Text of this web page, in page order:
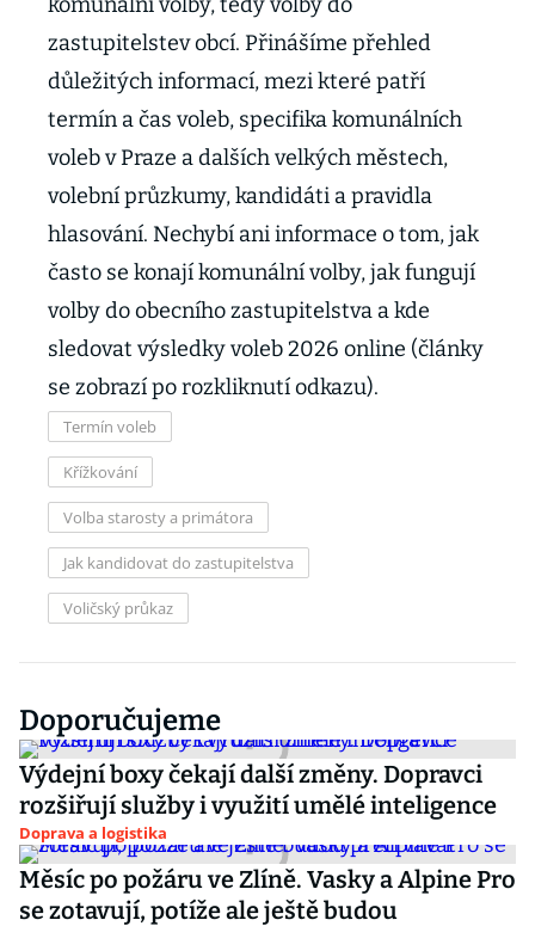
zastupitelstev obcí. Přinášíme přehled
důležitých informací, mezi které patří
termín a čas voleb, specifika komunálních
voleb v Praze a dalších velkých městech,
volební průzkumy, kandidáti a pravidla
hlasování. Nechybí ani informace o tom, jak
často se konají komunální volby, jak fungují
volby do obecního zastupitelstva a kde
sledovat výsledky voleb 2026 online (články
se zobrazí po rozkliknutí odkazu).
Termín voleb
Křížkování
Volba starosty a primátora
Jak kandidovat do zastupitelstva
Voličský průkaz
Doporučujeme
Výdejní boxy čekají další změny. Dopravci
rozšiřují služby i využití umělé inteligence
Doprava a logistika
Měsíc po požáru ve Zlíně. Vasky a Alpine Pro
se zotavují, potíže ale ještě budou